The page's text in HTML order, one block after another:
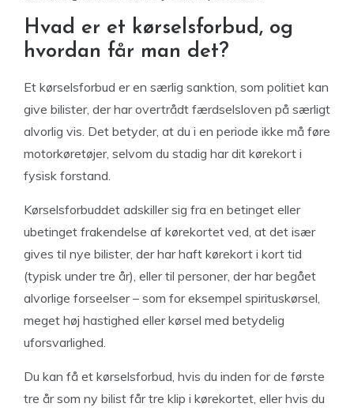
Hvad er et kørselsforbud, og
hvordan får man det?
Et kørselsforbud er en særlig sanktion, som politiet kan
give bilister, der har overtrådt færdselsloven på særligt
alvorlig vis. Det betyder, at du i en periode ikke må føre
motorkøretøjer, selvom du stadig har dit kørekort i
fysisk forstand.
Kørselsforbuddet adskiller sig fra en betinget eller
ubetinget frakendelse af kørekortet ved, at det især
gives til nye bilister, der har haft kørekort i kort tid
(typisk under tre år), eller til personer, der har begået
alvorlige forseelser – som for eksempel spirituskørsel,
meget høj hastighed eller kørsel med betydelig
uforsvarlighed.
Du kan få et kørselsforbud, hvis du inden for de første
tre år som ny bilist får tre klip i kørekortet, eller hvis du